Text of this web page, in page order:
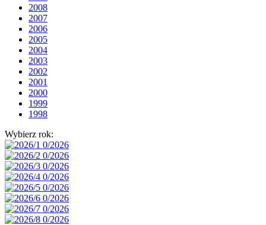
2008
2007
2006
2005
2004
2003
2002
2001
2000
1999
1998
Wybierz rok: